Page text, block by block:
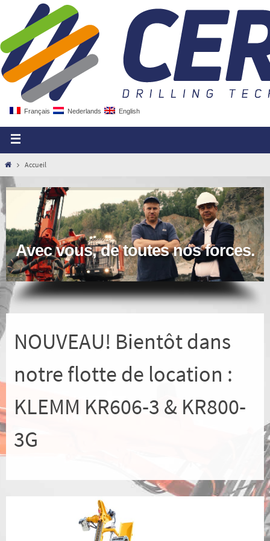
Français Nederlands English
Accueil
Avec vous, de toutes nos forces.
NOUVEAU! Bientôt dans
notre flotte de location :
KLEMM KR606-3 & KR800-
3G